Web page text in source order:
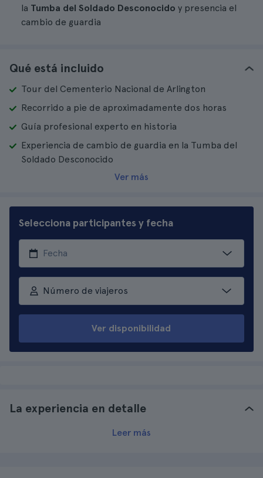
la Tumba del Soldado Desconocido y presencia el
cambio de guardia
Qué está incluido
Tour del Cementerio Nacional de Arlington
Recorrido a pie de aproximadamente dos horas
Guía profesional experto en historia
Experiencia de cambio de guardia en la Tumba del
Soldado Desconocido
Ver más
Selecciona participantes y fecha
Número de viajeros
Ver disponibilidad
La experiencia en detalle
Leer más